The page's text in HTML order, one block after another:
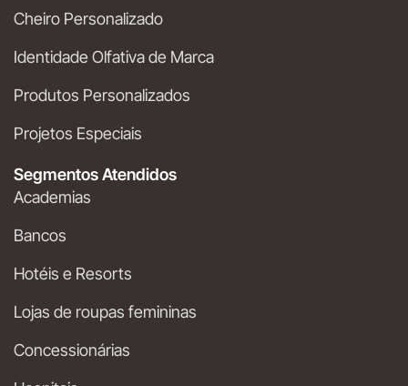
Cheiro Personalizado
Identidade Olfativa de Marca
Produtos Personalizados
Projetos Especiais
Segmentos Atendidos
Academias
Bancos
Hotéis e Resorts
Lojas de roupas femininas
Concessionárias